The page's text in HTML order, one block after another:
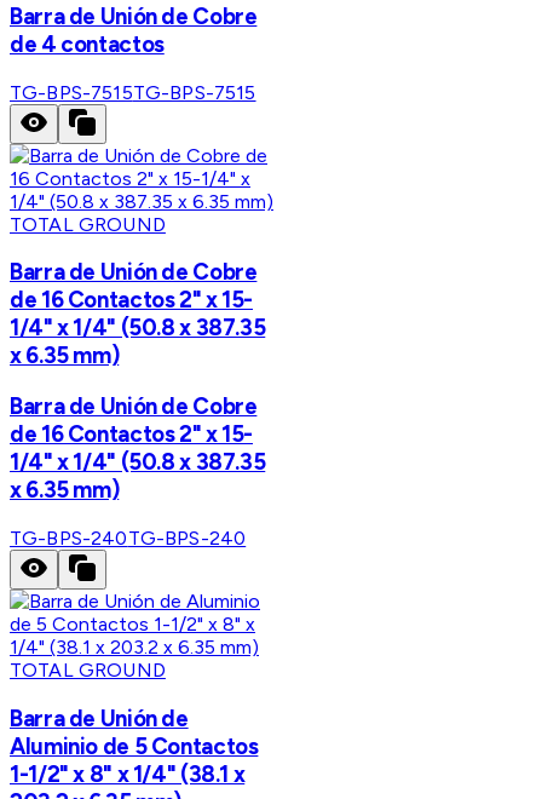
Barra de Unión de Cobre
de 4 contactos
TG-BPS-7515TG-BPS-7515
TOTAL GROUND
Barra de Unión de Cobre
de 16 Contactos 2" x 15-
1/4" x 1/4" (50.8 x 387.35
x 6.35 mm)
Barra de Unión de Cobre
de 16 Contactos 2" x 15-
1/4" x 1/4" (50.8 x 387.35
x 6.35 mm)
TG-BPS-240TG-BPS-240
TOTAL GROUND
Barra de Unión de
Aluminio de 5 Contactos
1-1/2" x 8" x 1/4" (38.1 x